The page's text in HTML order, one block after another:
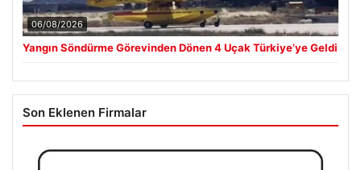
06/08/2026
Yangın Söndürme Görevinden Dönen 4 Uçak Türkiye’ye Geldi
Son Eklenen Firmalar